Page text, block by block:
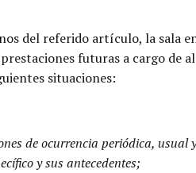
del referido artículo, la sala
futuras a cargo de
situaciones:
de ocurrencia periódica,
y sus antecedentes;